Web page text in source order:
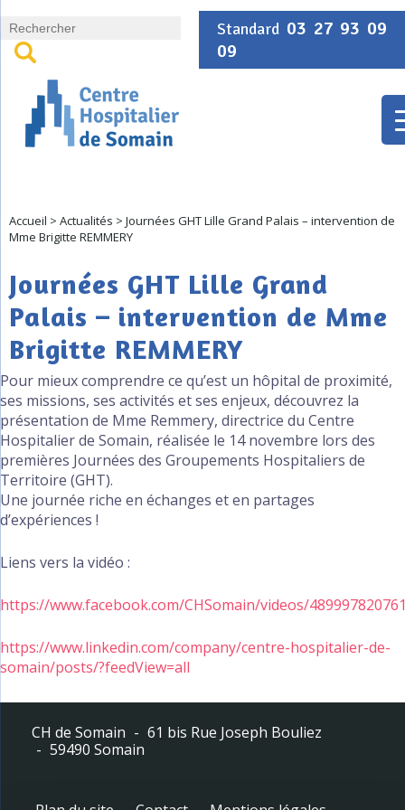
Standard 03 27 93 09
09
Accueil > Actualités > Journées GHT Lille Grand Palais – intervention de
Mme Brigitte REMMERY
Journées GHT Lille Grand
Palais – intervention de Mme
Brigitte REMMERY
Pour mieux comprendre ce qu’est un hôpital de proximité,
ses missions, ses activités et ses enjeux, découvrez la
présentation de Mme Remmery, directrice du Centre
Hospitalier de Somain, réalisée le 14 novembre lors des
premières Journées des Groupements Hospitaliers de
Territoire (GHT).
Une journée riche en échanges et en partages
d’expériences !
Liens vers la vidéo :
https://www.facebook.com/CHSomain/videos/
https://www.linkedin.com/company/centre-hospitalier-de-
somain/posts/?feedView=all
CH de Somain
61 bis Rue Joseph Bouliez
59490 Somain
Panneau de gestion des cookies